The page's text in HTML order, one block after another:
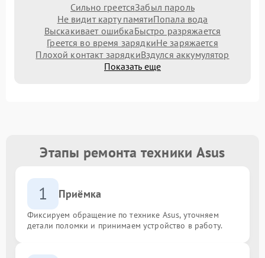
Сильно греетсяЗабыл пароль
Не видит карту памятиПопала вода
Выскакивает ошибкаБыстро разряжается
Греется во время зарядкиНе заряжается
Плохой контакт зарядкиВздулся аккумулятор
Показать еще
Этапы ремонта техники Asus
1 Приёмка
Фиксируем обращение по технике Asus, уточняем
детали поломки и принимаем устройство в работу.